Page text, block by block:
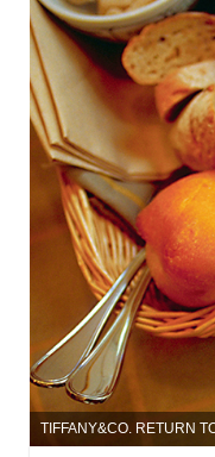
TIFFANY&CO. RETURN